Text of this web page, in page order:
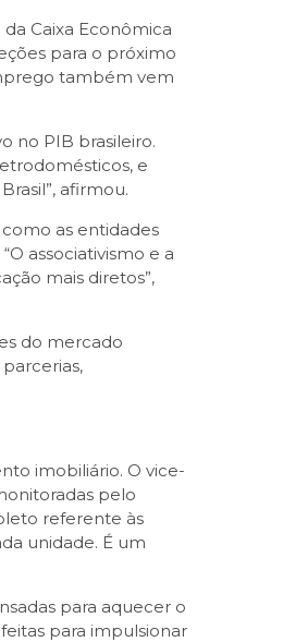
Caixa Econômica
para o próximo
também vem
no PIB brasileiro.
e
afirmou.
como as entidades
associativismo e a
mais diretos”,
do mercado
imobiliário. O vice-
pelo
referente às
unidade. É um
para aquecer o
para impulsionar